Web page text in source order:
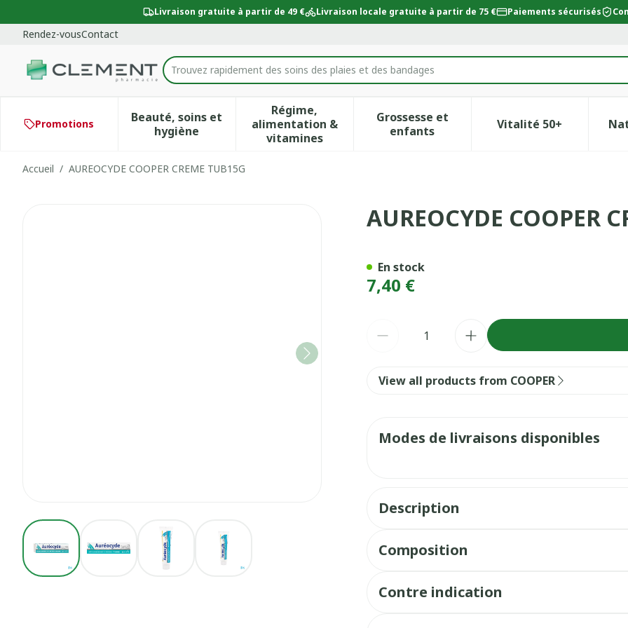
Livraison gratuite à partir de 49 € Livraison locale gratuite à partir de 75 € Paiements sécurisés
Rendez-vousContact
Rechercher
Trouvez rapidement des soins des plaies et des bandages
Promotions
Beauté, soins et
hygièneAfficher le sous-menu pour la catégorie Beauté, soins et hygiène
Régime,
alimentation &
vitamines
Afficher le sous-menu pour la catégorie Régime,
Grossesse et
enfantsAfficher le sous-menu pour la
Vitalité 50+Afficher le sous-
Accueil / AUREOCYDE COOPER CREME TUB15G
View larger imageView larger imageView larger image
AUREOCYDE COOPER CREME TUB15GAUREOCYDE COOPER
7,40 €
En stock
View all products from COOPER
Modes de livraisons disponibles
Description
Composition
Contre indication